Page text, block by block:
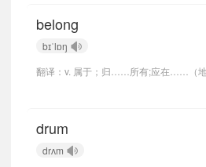
belong
bɪˈlɒŋ
翻译：v. 属于；归……所有;应在……（
drum
drʌm